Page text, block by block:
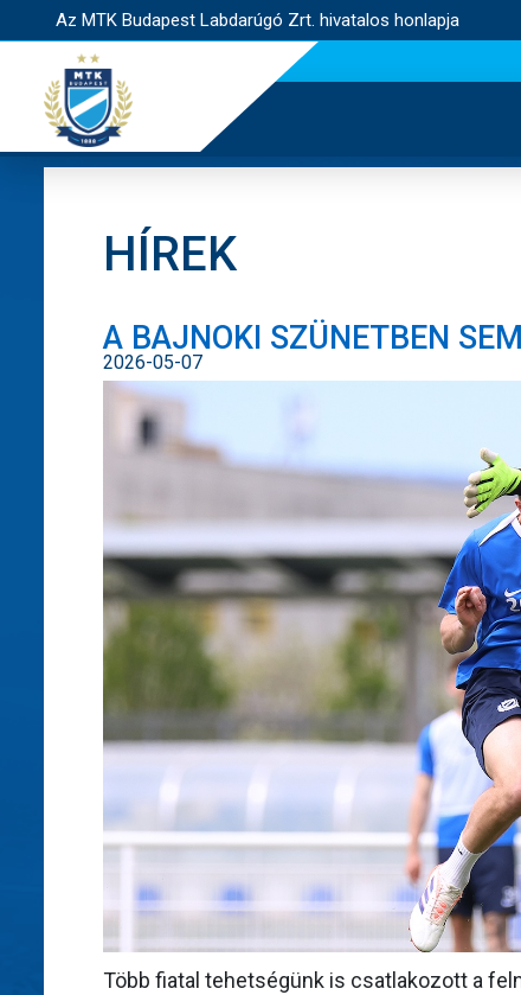
Az MTK Budapest Labdarúgó Zrt. hivatalos honlapja
HÍREK
A BAJNOKI SZÜNETBEN
2026-05-07
Több fiatal tehetségünk is csatlakozott a